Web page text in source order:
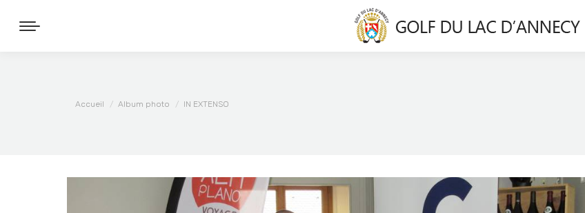
Vous êtes ici :
Accueil Album photo IN EXTENSO